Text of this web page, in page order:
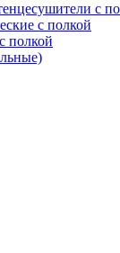
с
с полкой
полкой